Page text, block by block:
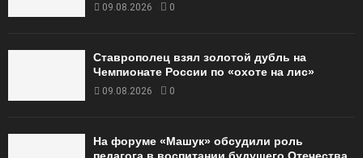
09.08.2026 0
Ставрополец взял золотой дубль на
Чемпионате России по «охоте на лис»
09.08.2026 0
На форуме «Машук» обсудили роль